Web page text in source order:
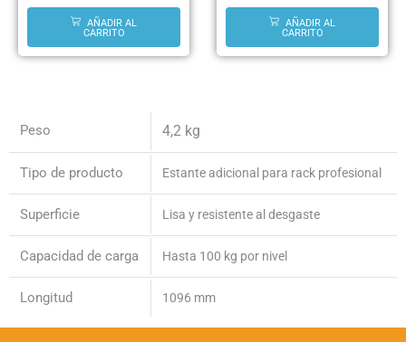
AÑADIR AL
CARRITO
AÑADIR AL
CARRITO
Peso 4,2 kg
Tipo de producto Estante adicional para rack profesional
Superficie Lisa y resistente al desgaste
Capacidad de carga Hasta 100 kg por nivel
Longitud 1096 mm